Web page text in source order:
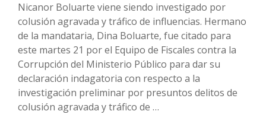
Nicanor Boluarte viene siendo investigado por
colusión agravada y tráfico de influencias. Hermano
de la mandataria, Dina Boluarte, fue citado para
este martes 21 por el Equipo de Fiscales contra la
Corrupción del Ministerio Público para dar su
declaración indagatoria con respecto a la
investigación preliminar por presuntos delitos de
colusión agravada y tráfico de …